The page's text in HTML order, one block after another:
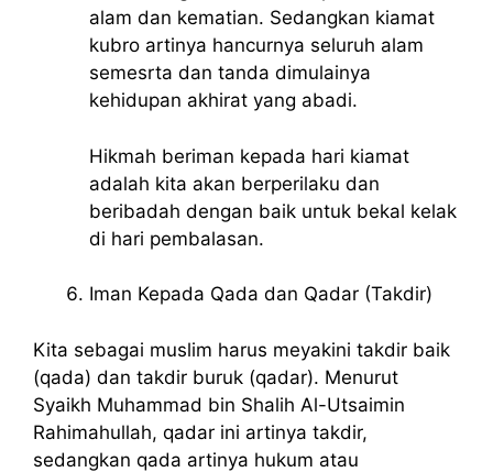
alam dan kematian. Sedangkan kiamat
kubro artinya hancurnya seluruh alam
semesrta dan tanda dimulainya
kehidupan akhirat yang abadi.
Hikmah beriman kepada hari kiamat
adalah kita akan berperilaku dan
beribadah dengan baik untuk bekal kelak
di hari pembalasan.
Iman Kepada Qada dan Qadar (Takdir)
Kita sebagai muslim harus meyakini takdir baik
(qada) dan takdir buruk (qadar). Menurut
Syaikh Muhammad bin Shalih Al-Utsaimin
Rahimahullah, qadar ini artinya takdir,
sedangkan qada artinya hukum atau